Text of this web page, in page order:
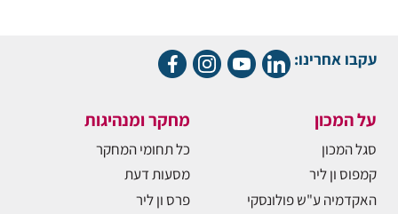
עקבו אחרינו:
על המכון
סגל המכון
קמפוס ון ליר
האקדמיה ע"ש פולונסקי
מחקר ומנהיגות
כל תחומי המחקר
מסעות דעת
פרס ון ליר